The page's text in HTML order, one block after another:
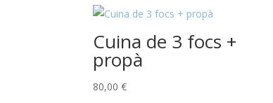
Cuina de 3 focs +
propà
80,00 €